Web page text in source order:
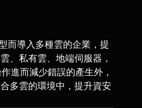
而導入多種雲的企業，提
、私有雲、地端伺服器，
進而減少錯誤的產生外，
多雲的環境中，提升資安